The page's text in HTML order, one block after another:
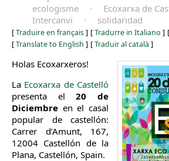
ecologisme
· Ecoxarxa de
Intercanvi
· solidaridad
[Traduire en français] [Tradurre in Italiano ] [
[Translate to English ] [Traduir al català ]
Holas Ecoxarxeros!
La Ecoxarxa de Castelló
presenta el20 de
Diciembre en el casal
popular de castellón:
Carrer d’Amunt, 167,
12004 Castellón de la
Plana, Castellón, Spain.